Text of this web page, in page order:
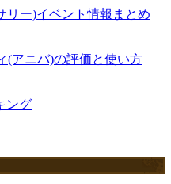
リー)イベント情報まとめ
(アニバ)の評価と使い方
ング